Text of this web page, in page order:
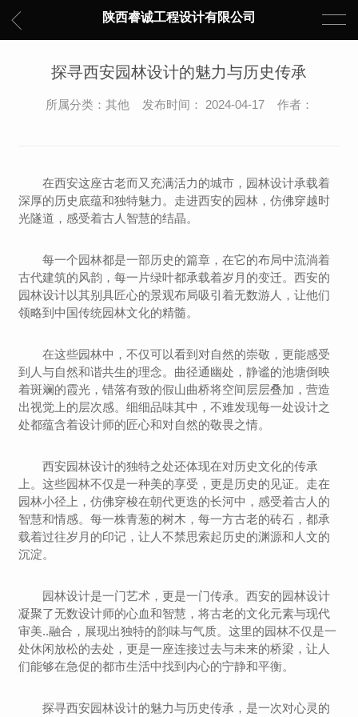
陕西睿诚工程设计有限公司
探寻西安园林设计的魅力与历史传承
所属分类：其他 发布时间： 2024-04-17 作者：
在西安这座古老而又充满活力的城市，园林设计承载着
深厚的历史底蕴和独特魅力。走进西安的园林，仿佛穿越时
光隧道，感受着古人智慧的结晶。
每一个园林都是一部历史的篇章，在它的布局中流淌着
古代建筑的风韵，每一片绿叶都承载着岁月的变迁。西安的
园林设计以其别具匠心的景观布局吸引着无数游人，让他们
领略到中国传统园林文化的精髓。
在这些园林中，不仅可以看到对自然的崇敬，更能感受
到人与自然和谐共生的理念。曲径通幽处，静谧的池塘倒映
着斑斓的霞光，错落有致的假山曲桥将空间层层叠加，营造
出视觉上的层次感。细细品味其中，不难发现每一处设计之
处都蕴含着设计师的匠心和对自然的敬畏之情。
西安园林设计的独特之处还体现在对历史文化的传承
上。这些园林不仅是一种美的享受，更是历史的见证。走在
园林小径上，仿佛穿梭在朝代更迭的长河中，感受着古人的
智慧和情感。每一株青葱的树木，每一方古老的砖石，都承
载着过往岁月的印记，让人不禁思索起历史的渊源和人文的
沉淀。
园林设计是一门艺术，更是一门传承。西安的园林设计
凝聚了无数设计师的心血和智慧，将古老的文化元素与现代
审美..融合，展现出独特的韵味与气质。这里的园林不仅是一
处休闲放松的去处，更是一座连接过去与未来的桥梁，让人
们能够在急促的都市生活中找到内心的宁静和平衡。
探寻西安园林设计的魅力与历史传承，是一次对心灵的